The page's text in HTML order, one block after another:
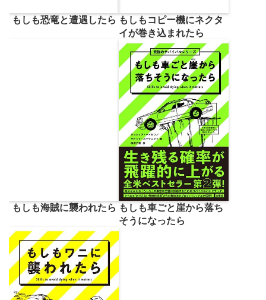
もしも恐竜と遭遇したら もしもコピー機にネクタ
イが巻き込まれたら
もしも海賊に襲われたら もしも車ごと崖から落ち
そうになったら